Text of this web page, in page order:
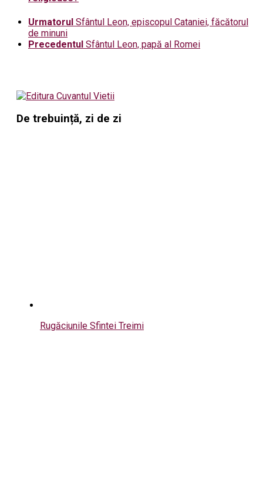
Urmatorul Sfântul Leon, episcopul Cataniei, făcătorul
de minuni
Precedentul Sfântul Leon, papă al Romei
De trebuință, zi de zi
Rugăciunile Sfintei Treimi